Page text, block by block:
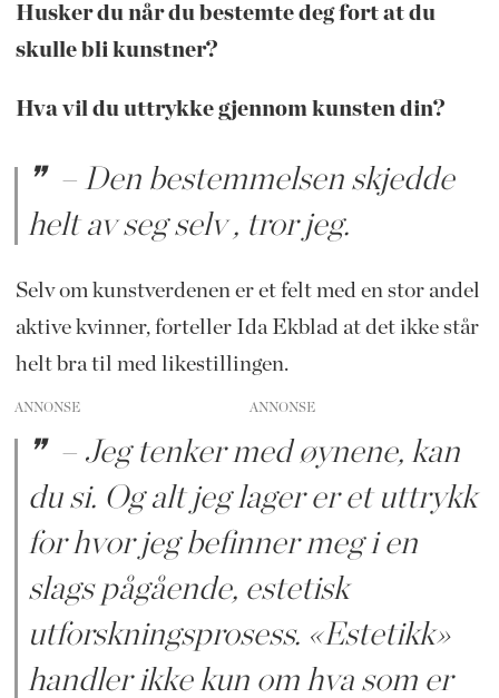
Husker du når du bestemte deg fort at du
skulle bli kunstner?
Hva vil du uttrykke gjennom kunsten din?
– Den bestemmelsen skjedde
helt av seg selv , tror jeg.
Selv om kunstverdenen er et felt med en stor andel
aktive kvinner, forteller Ida Ekblad at det ikke står
helt bra til med likestillingen.
ANNONSE
– Jeg tenker med øynene, kan
du si. Og alt jeg lager er et uttrykk
for hvor jeg befinner meg i en
slags pågående, estetisk
utforskningsprosess. «Estetikk»
handler ikke kun om hva som er